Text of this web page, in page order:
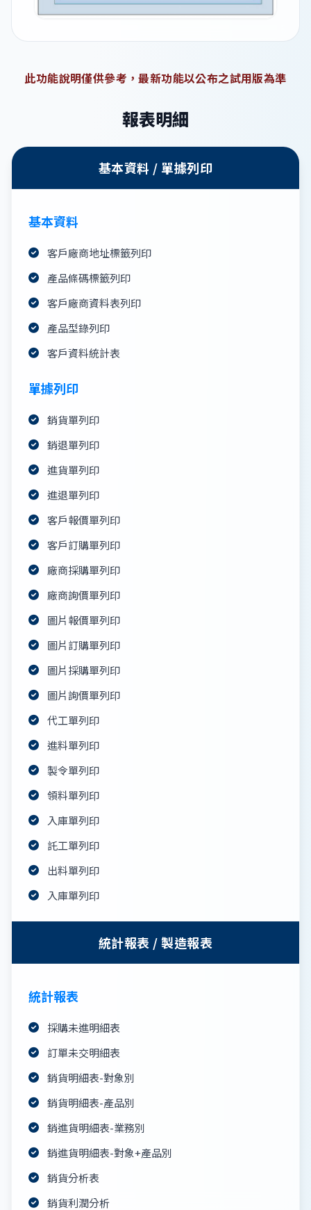
此功能說明僅供參考，最新功能以公布之試用版為準
報表明細
基本資料 / 單據列印
基本資料
客戶廠商地址標籤列印
產品條碼標籤列印
客戶廠商資料表列印
產品型錄列印
客戶資料統計表
單據列印
銷貨單列印
銷退單列印
進貨單列印
進退單列印
客戶報價單列印
客戶訂購單列印
廠商採購單列印
廠商詢價單列印
圖片報價單列印
圖片訂購單列印
圖片採購單列印
圖片詢價單列印
代工單列印
進料單列印
製令單列印
領料單列印
入庫單列印
託工單列印
出料單列印
入庫單列印
統計報表 / 製造報表
統計報表
採購未進明細表
訂單未交明細表
銷貨明細表-對象別
銷貨明細表-產品別
銷進貨明細表-業務別
銷進貨明細表-對象+產品別
銷貨分析表
銷貨利潤分析